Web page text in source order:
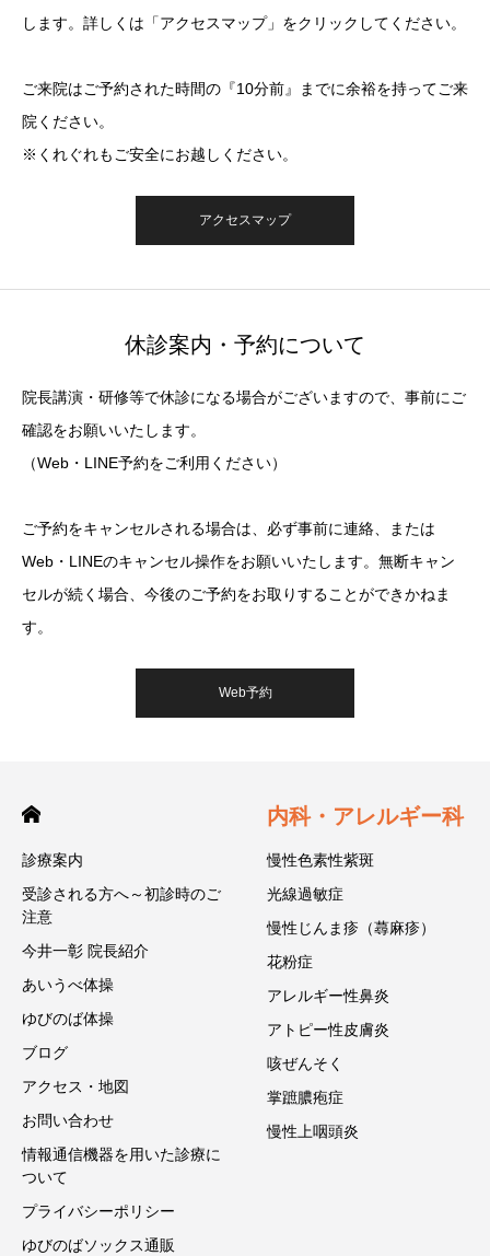
します。詳しくは「アクセスマップ」をクリックしてください。
ご来院はご予約された時間の『10分前』までに余裕を持ってご来
院ください。
※くれぐれもご安全にお越しください。
アクセスマップ
休診案内・予約について
院長講演・研修等で休診になる場合がございますので、事前にご
確認をお願いいたします。
（Web・LINE予約をご利用ください）
ご予約をキャンセルされる場合は、必ず事前に連絡、または
Web・LINEのキャンセル操作をお願いいたします。無断キャン
セルが続く場合、今後のご予約をお取りすることができかねま
す。
Web予約
診療案内
受診される方へ～初診時のご
注意
今井一彰 院長紹介
あいうべ体操
ゆびのば体操
ブログ
アクセス・地図
お問い合わせ
情報通信機器を用いた診療に
ついて
プライバシーポリシー
ゆびのばソックス通販
内科・アレルギー科
慢性色素性紫斑
光線過敏症
慢性じんま疹（蕁麻疹）
花粉症
アレルギー性鼻炎
アトピー性皮膚炎
咳ぜんそく
掌蹠膿疱症
慢性上咽頭炎